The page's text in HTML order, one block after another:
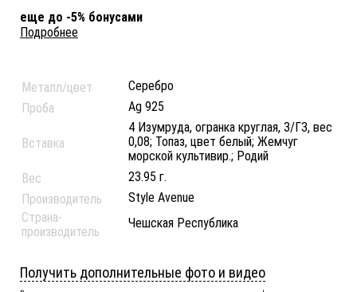
еще до -5% бонусами
Подробнее
Металл/цвет
Серебро
Проба
Ag 925
Вставка
4 Изумруда, огранка круглая, 3/Г3, вес
0,08; Топаз, цвет белый; Жемчуг
морской культивир.; Родий
Вес
23.95 г.
Производитель
Style Avenue
Страна-
производитель
Чешская Республика
Получить дополнительные фото и видео